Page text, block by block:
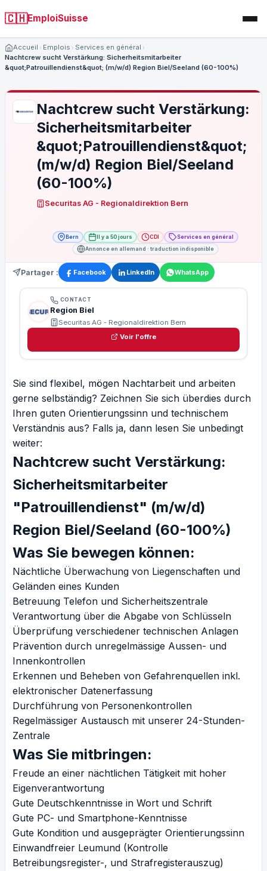
🇨🇭EmploiSuisse
Accueil Emplois
Services en général
Nachtcrew sucht Verstärkung: Sicherheitsmitarbeiter
&quot;Patrouillendienst&quot; (m/w/d) Region Biel/Seeland (60-100%)
Nachtcrew sucht Verstärkung:
Sicherheitsmitarbeiter
&quot;Patrouillendienst&quot;
(m/w/d) Region Biel/Seeland
(60-100%)
Securitas AG - Regionaldirektion Bern
Bern Il y a 50 jours CDI
Services en général
Annonce en allemand · traduction indisponible
Partager : Facebook LinkedIn WhatsApp
CONTACT
Region Biel
Securitas AG - Regionaldirektion Bern
Voir l'offre
Sie sind flexibel, mögen Nachtarbeit und arbeiten
gerne selbständig? Zeichnen Sie sich überdies durch
Ihren guten Orientierungssinn und technischem
Verständnis aus? Falls ja, dann lesen Sie unbedingt
weiter:
Nachtcrew sucht Verstärkung:
Sicherheitsmitarbeiter
"Patrouillendienst" (m/w/d)
Region Biel/Seeland (60-100%)
Was Sie bewegen können:
Nächtliche Überwachung von Liegenschaften und
Geländen eines Kunden
Betreuung Telefon und Sicherheitszentrale
Verantwortung über die Abgabe von Schlüsseln
Überprüfung verschiedener technischen Anlagen
Prävention durch unregelmässige Aussen- und
Innenkontrollen
Erkennen und Beheben von Gefahrenquellen inkl.
elektronischer Datenerfassung
Durchführung von Personenkontrollen
Regelmässiger Austausch mit unserer 24-Stunden-
Zentrale
Was Sie mitbringen:
Freude an einer nächtlichen Tätigkeit mit hoher
Eigenverantwortung
Gute Deutschkenntnisse in Wort und Schrift
Gute PC- und Smartphone-Kenntnisse
Gute Kondition und ausgeprägter Orientierungssinn
Einwandfreier Leumund (Kontrolle
Betreibungsregister-, und Strafregisterauszug)